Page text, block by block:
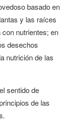
basado en
y las raíces
con nutrientes; en
desechos
nutrición de las
sentido de
de las